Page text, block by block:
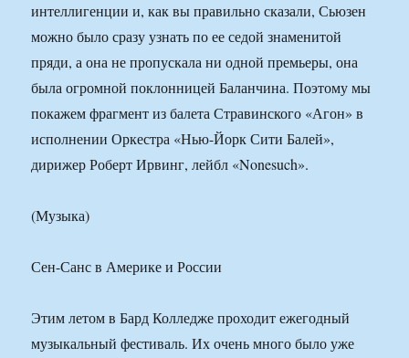
интеллигенции и, как вы правильно сказали, Сьюзен
можно было сразу узнать по ее седой знаменитой
пряди, а она не пропускала ни одной премьеры, она
была огромной поклонницей Баланчина. Поэтому мы
покажем фрагмент из балета Стравинского «Агон» в
исполнении Оркестра «Нью-Йорк Сити Балей»,
дирижер Роберт Ирвинг, лейбл «Nonesuch».
(Музыка)
Сен-Санс в Америке и России
Этим летом в Бард Колледже проходит ежегодный
музыкальный фестиваль. Их очень много было уже